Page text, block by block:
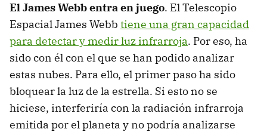
El James Webb entra en juego. El Telescopio
Espacial James Webb tiene una gran capacidad
para detectar y medir luz infrarroja. Por eso, ha
sido con él con el que se han podido analizar
estas nubes. Para ello, el primer paso ha sido
bloquear la luz de la estrella. Si esto no se
hiciese, interferiría con la radiación infrarroja
emitida por el planeta y no podría analizarse